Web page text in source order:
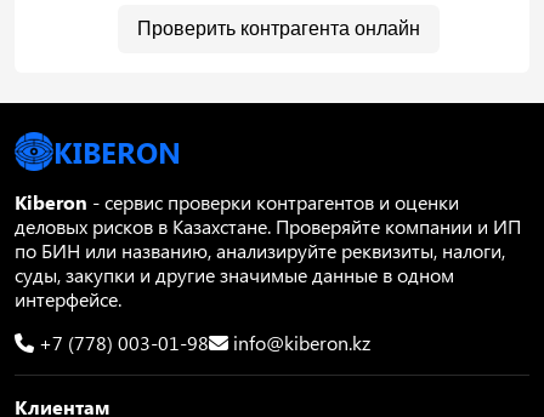
Проверить контрагента онлайн
KIBERON
Kiberon - сервис проверки контрагентов и оценки
деловых рисков в Казахстане. Проверяйте компании и ИП
по БИН или названию, анализируйте реквизиты, налоги,
суды, закупки и другие значимые данные в одном
интерфейсе.
+7 (778) 003-01-98
info@kiberon.kz
Клиентам